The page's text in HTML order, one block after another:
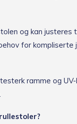
og kan justeres
for kompliserte
ramme og